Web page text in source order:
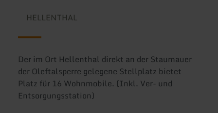
HELLENTHAL
Der im Ort Hellenthal direkt an der Staumauer
der Oleftalsperre gelegene Stellplatz bietet
Platz für 16 Wohnmobile. (Inkl. Ver- und
Entsorgungsstation)